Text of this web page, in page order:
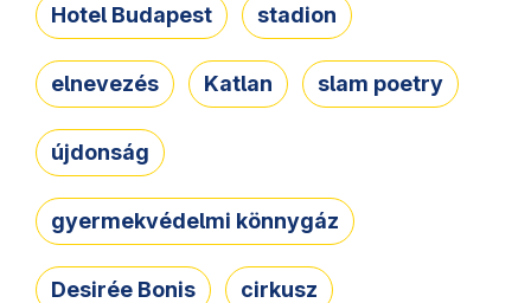
Hotel Budapest stadion
elnevezés Katlan slam poetry
újdonság
gyermekvédelmi könnygáz
Desirée Bonis cirkusz